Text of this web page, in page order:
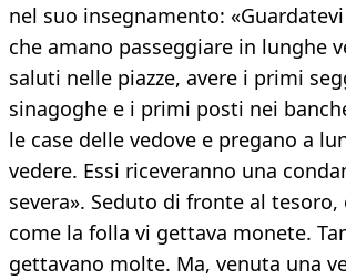
nel suo insegnamento:
che amano passeggiare in lunghe
saluti nelle piazze, avere i primi
sinagoghe e i primi posti nei
le case delle vedove e pregano a
vedere. Essi riceveranno una
severa». Seduto di fronte al tesoro,
come la folla vi gettava monete.
gettavano molte. Ma, venuta una